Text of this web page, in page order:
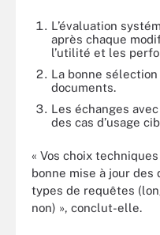
L’évaluation
après chaque
l’utilité et les
La bonne
documents.
Les échanges
des cas d’usage
« Vos choix
bonne mise à jour des
types de requêtes
non) », conclut-elle.